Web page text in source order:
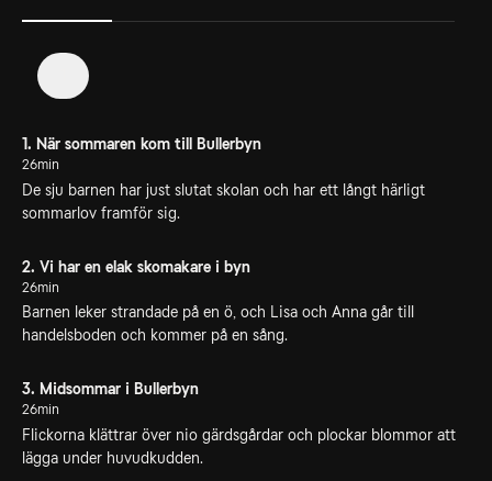
1. När sommaren kom till Bullerbyn
26min
De sju barnen har just slutat skolan och har ett långt härligt
sommarlov framför sig.
2. Vi har en elak skomakare i byn
26min
Barnen leker strandade på en ö, och Lisa och Anna går till
handelsboden och kommer på en sång.
3. Midsommar i Bullerbyn
26min
Flickorna klättrar över nio gärdsgårdar och plockar blommor att
lägga under huvudkudden.